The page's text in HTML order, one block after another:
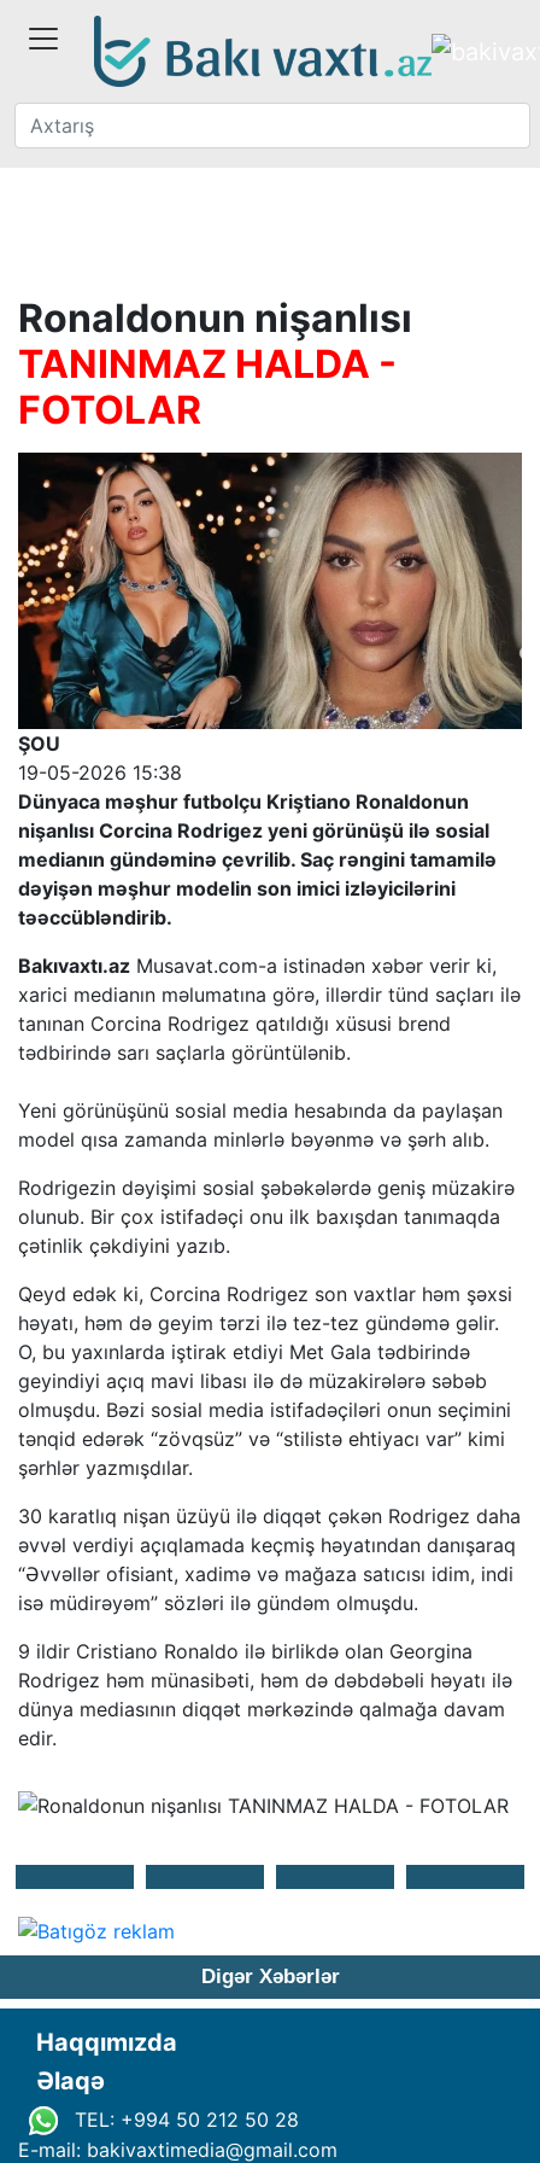
Ronaldonun nişanlısı
TANINMAZ HALDA -
FOTOLAR
ŞOU
19-05-2026 15:38
Dünyaca məşhur futbolçu Kriştiano Ronaldonun
nişanlısı Corcina Rodrigez yeni görünüşü ilə sosial
medianın gündəminə çevrilib. Saç rəngini tamamilə
dəyişən məşhur modelin son imici izləyicilərini
təəccübləndirib.
Bakıvaxtı.az Musavat.com-a istinadən xəbər verir ki,
xarici medianın məlumatına görə, illərdir tünd saçları ilə
tanınan Corcina Rodrigez qatıldığı xüsusi brend
tədbirində sarı saçlarla görüntülənib.
Yeni görünüşünü sosial media hesabında da paylaşan
model qısa zamanda minlərlə bəyənmə və şərh alıb.
Rodrigezin dəyişimi sosial şəbəkələrdə geniş müzakirə
olunub. Bir çox istifadəçi onu ilk baxışdan tanımaqda
çətinlik çəkdiyini yazıb.
Qeyd edək ki, Corcina Rodrigez son vaxtlar həm şəxsi
həyatı, həm də geyim tərzi ilə tez-tez gündəmə gəlir.
O, bu yaxınlarda iştirak etdiyi Met Gala tədbirində
geyindiyi açıq mavi libası ilə də müzakirələrə səbəb
olmuşdu. Bəzi sosial media istifadəçiləri onun seçimini
tənqid edərək “zövqsüz” və “stilistə ehtiyacı var” kimi
şərhlər yazmışdılar.
30 karatlıq nişan üzüyü ilə diqqət çəkən Rodrigez daha
əvvəl verdiyi açıqlamada keçmiş həyatından danışaraq
“Əvvəllər ofisiant, xadimə və mağaza satıcısı idim, indi
isə müdirəyəm” sözləri ilə gündəm olmuşdu.
9 ildir Cristiano Ronaldo ilə birlikdə olan Georgina
Rodrigez həm münasibəti, həm də dəbdəbəli həyatı ilə
dünya mediasının diqqət mərkəzində qalmağa davam
edir.
Digər Xəbərlər
Haqqımızda
Əlaqə
TEL: +994 50 212 50 28
E-mail: bakivaxtimedia@gmail.com